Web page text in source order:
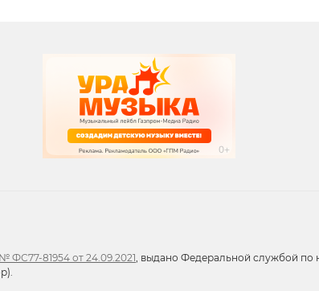
81954 от 24.09.2021, выдано Федеральной службой по